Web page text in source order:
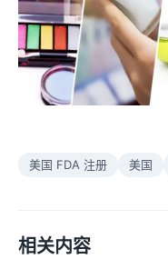
美国 FDA 注册 美国
相关内容